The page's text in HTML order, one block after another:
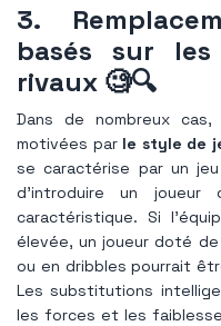
3.
basés sur
rivaux 🧐🔍
Dans de nombreux
motivées par le style de
se caractérise par un
d’introduire un joueur
caractéristique. Si
élevée, un joueur doté
ou en dribbles pourrait
Les substitutions
les forces et les